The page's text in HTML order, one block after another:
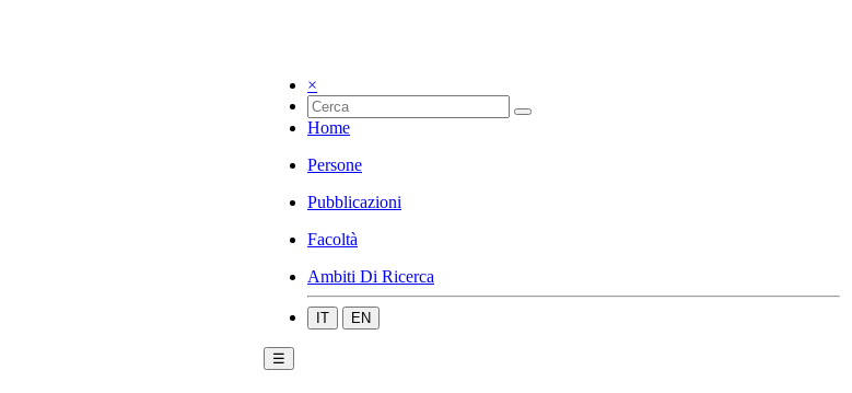
×
Home
Persone
Pubblicazioni
Facoltà
Ambiti Di Ricerca
IT EN
☰